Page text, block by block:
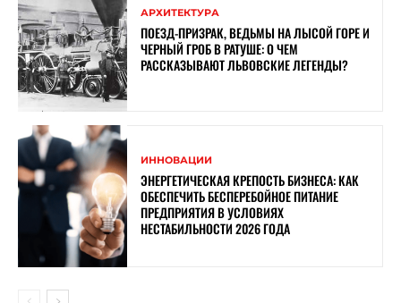
АРХИТЕКТУРА
ПОЕЗД-ПРИЗРАК, ВЕДЬМЫ НА ЛЫСОЙ ГОРЕ И
ЧЕРНЫЙ ГРОБ В РАТУШЕ: О ЧЕМ
РАССКАЗЫВАЮТ ЛЬВОВСКИЕ ЛЕГЕНДЫ?
ИННОВАЦИИ
ЭНЕРГЕТИЧЕСКАЯ КРЕПОСТЬ БИЗНЕСА: КАК
ОБЕСПЕЧИТЬ БЕСПЕРЕБОЙНОЕ ПИТАНИЕ
ПРЕДПРИЯТИЯ В УСЛОВИЯХ
НЕСТАБИЛЬНОСТИ 2026 ГОДА